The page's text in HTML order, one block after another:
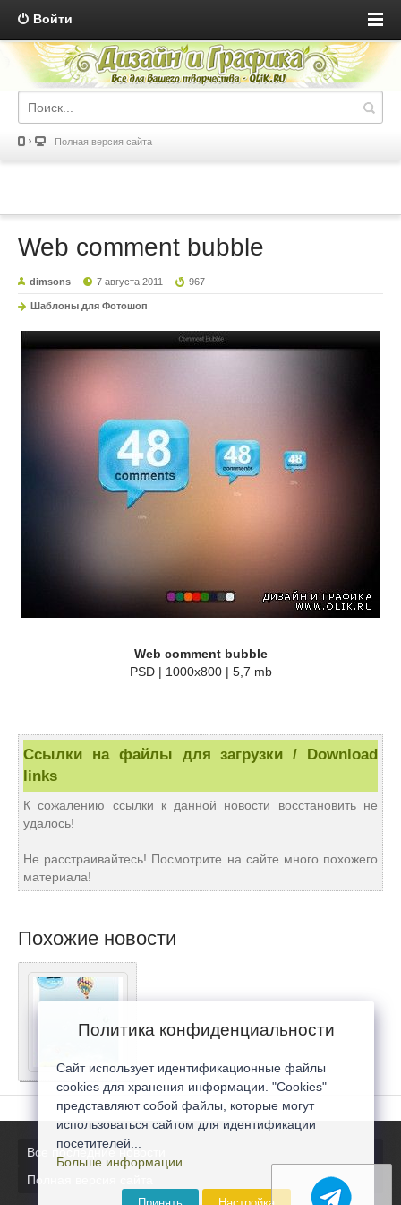
Войти
Полная версия сайта
Web comment bubble
dimsons 7 августа 2011 967
Шаблоны для Фотошоп
Web comment bubble
PSD | 1000x800 | 5,7 mb
Ссылки на файлы для загрузки / Download
links
К сожалению ссылки к данной новости восстановить не
удалось!
Не расстраивайтесь! Посмотрите на сайте много похожего
материала!
Похожие новости
Все последние новости
Полная версия сайта
Политика конфиденциальности
Сайт использует идентификационные файлы
cookies для хранения информации. "Cookies"
представляют собой файлы, которые могут
использоваться сайтом для идентификации
посетителей...
Больше информации